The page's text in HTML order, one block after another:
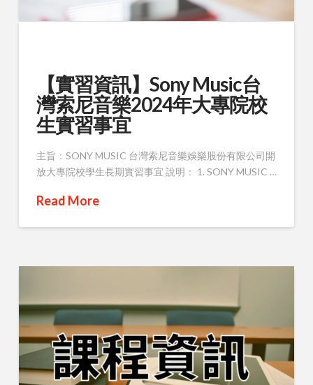
【實習資訊】Sony Music台
灣索尼音樂2024年大專院校
生實習事宜
主旨：SONY MUSIC 台灣索尼音樂娛樂股份有限公司開
放大專院校學生長期實習事宜 說明： 1. SONY MUSIC …
Read More